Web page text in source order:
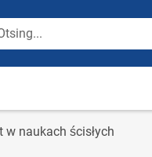
w naukach ścisłych